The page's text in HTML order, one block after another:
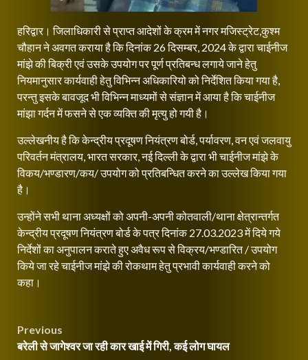
हरिद्वार। जिलाधिकारी से प्राप्त आदेशों के क्रम में नगर मजिस्ट्रेट,कुश्म
चौहान ने अवगत कराया है कि दिनांक 26 दिसम्बर, 2024 के द्वारा चाईनीज
मांझे की बिक्री एवं उसके उपयोग पर पूर्ण प्रतिबन्ध लगाये जाने हेतु
नियमानुसार कार्यवाही हेतु विभिन्न अधिकारियो को निर्देशित किया गया है,
परन्तु इसके बावजूद भी विभिन्न माध्यमों से संज्ञान में आया है कि चाईनीज
मांझा गर्दन में फसने से एक व्यक्ति की मृत्यु हो गयी है।
उल्लेखनीय है कि केन्द्रीय प्रदूषण नियंत्रण बोर्ड, पर्यावरण, वन एवं जलवायु
परिवर्तन मंत्रालय, भारत सरकार, नई दिल्ली के द्वारा भी चाईनीज मांझे के
विकय/भण्डारण/कय/ उपयोग को प्रतिबन्धित करने का उल्लेख किया गया
है।
उन्होंने सभी थाना अध्यक्षों को अपनी-अपनी कोतवाली/थाना क्षेत्रान्तर्गत
केन्द्रीय प्रदूषण नियंत्रण बोर्ड के पत्र दिनांक 27.03.2023 में दिये गये
निर्देशों का अनुपालन कराते हुए अवैध रूप से विक्रय/भण्डारित / उपयोग
किये जा रहे चाईनीज मांझे की रोकथाम हेतु प्रभावी कार्यवाही करने को
कहा।
Continue
Reading
Post
Previous
बरेली से जागेश्वर जा रही कार खाई में गिरी, कई लोग घायल